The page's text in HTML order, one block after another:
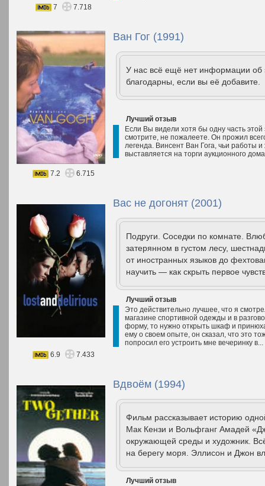
7
7.718
Ван Гог (1991)
У нас всё ещё нет информации
благодарны, если вы её добавите.
Лучший отзыв
Если Вы видели хотя бы одну часть
смотрите, не пожалеете. Он прожил
легенда. Винсент Ван Гога, чьи работы
выставляется на торги аукционного
7.2 6.715
Вас не догонят (2001)
Подруги. Соседки по комнате.
затерянном в густом лесу,
от иностранных языков до
научить — как скрыть первое
Лучший отзыв
Это действительно лучшее, что я
магазине спортивной одежды и в
форму, то нужно открыть шкаф и
ему о своем опыте, он сказал, что это
попросил его устроить мне вечеринку в...
6.9
7.433
Вдвоём (1994)
Фильм рассказывает историю
Мак Кензи и Вольфганг Амадей
окружающей среды и художник.
на берегу моря. Эллисон и Джон
Лучший отзыв